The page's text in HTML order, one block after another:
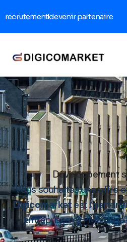
recrutementdevenir partenaire
Développement
Vous souhaitez une offre
Digicomarketest
entreprises et PME